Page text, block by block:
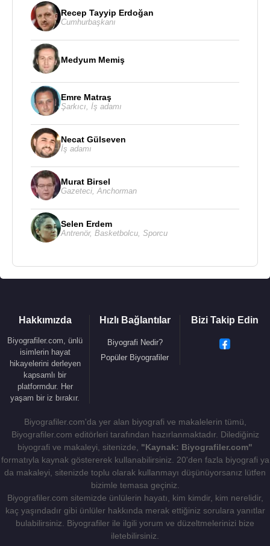
Recep Tayyip Erdoğan
Cumhurbaşkanı
Medyum Memiş
Emre Matraş
Şarkıcı, İş adamı
Necat Gülseven
İş adamı
Murat Birsel
Gazeteci,Anchorman
Selen Erdem
Antrenör, Basketbolcu, Sporcu
Hakkımızda
Biyografiler.com, ünlü
isimlerin hayat
hikayelerini derleyen
kapsamlı bir
platformdur. Her
yaşam bir iz bırakır.
Hızlı Bağlantılar
Biyografi Nedir?
Popüler Biyografiler
Bizi Takip Edin
Biyografiler.com'da yer alan biyografi ve makalelerin tümü,
Biyografiler.com editörleri tarafından hazırlanmaktadır. Dilediğiniz
biyografi ve makaleyi, sitenizde, "Kaynak: Biyografiler.com"
formatıyla kaynak göstererek kullanabilirsiniz. 20'den fazla biyografi ya
da makaleyi, sitenizde toplu olarak kullanmayı düşünüyorsanız lütfen
bizimle temasa geçiniz.
Biyografiler.com sitemizde ünlülerin hayatı, kim kimdir, kim nerelidir,
kaç yaşındadır gibi ünlüler hakkında merak ettiğiniz sorulara yanıtlar
bulabilirsiniz. Biyografiler ile ilgili yorum ve düzeltmelerinizi bize
iletebilirsiniz.